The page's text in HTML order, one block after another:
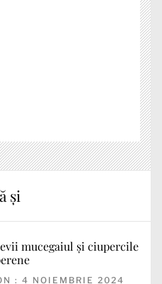
și
mucegaiul și ciupercile
: 4 NOIEMBRIE 2024